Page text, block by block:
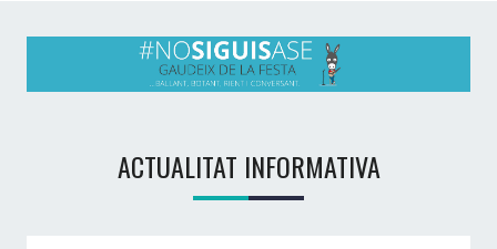
ACTUALITAT INFORMATIVA